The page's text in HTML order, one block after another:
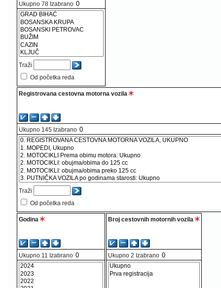
Ukupno 78 Izabrano
Traži
Od početka reda
Registrovana cestovna motorna vozila
Ukupno 145 Izabrano
Traži
Od početka reda
Godina
Ukupno 11 Izabrano
Broj cestovnih motornih vozila
Ukupno 2 Izabrano